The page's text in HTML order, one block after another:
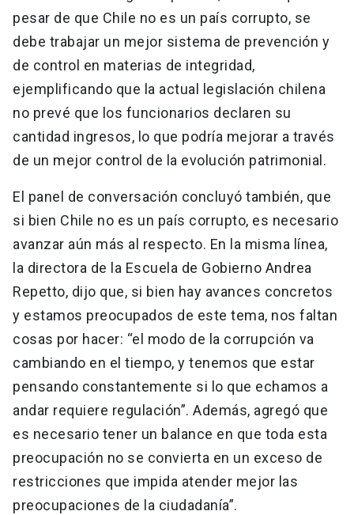
pesar de que Chile no es un país corrupto, se
debe trabajar un mejor sistema de prevención y
de control en materias de integridad,
ejemplificando que la actual legislación chilena
no prevé que los funcionarios declaren su
cantidad ingresos, lo que podría mejorar a través
de un mejor control de la evolución patrimonial.
El panel de conversación concluyó también, que
si bien Chile no es un país corrupto, es necesario
avanzar aún más al respecto. En la misma línea,
la directora de la Escuela de Gobierno Andrea
Repetto, dijo que, si bien hay avances concretos
y estamos preocupados de este tema, nos faltan
cosas por hacer: “el modo de la corrupción va
cambiando en el tiempo, y tenemos que estar
pensando constantemente si lo que echamos a
andar requiere regulación”. Además, agregó que
es necesario tener un balance en que toda esta
preocupación no se convierta en un exceso de
restricciones que impida atender mejor las
preocupaciones de la ciudadanía”.